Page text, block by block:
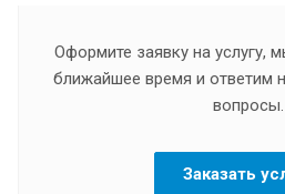
Оформите заявку на услугу,
ближайшее время и ответим
вопросы.
Заказать